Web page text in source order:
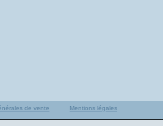
de vente Mentions légales